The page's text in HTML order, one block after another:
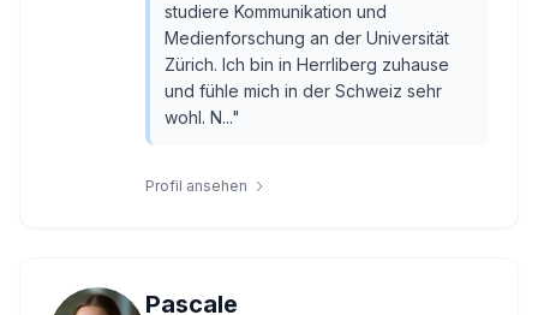
studiere Kommunikation und
Medienforschung an der Universität
Zürich. Ich bin in Herrliberg zuhause
und fühle mich in der Schweiz sehr
wohl. N..."
Profil ansehen
Pascale